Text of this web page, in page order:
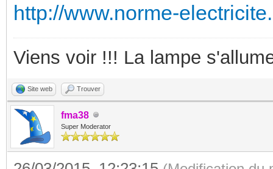
http://www.norme-
Viens voir !!! La lampe
Site web Trouver
fma38
Super Moderator